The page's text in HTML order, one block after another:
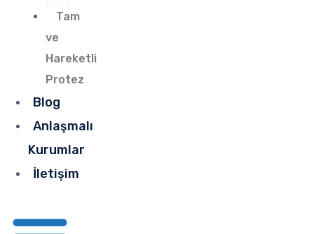
Tam
ve
Hareketli
Protez
Blog
Anlaşmalı
Kurumlar
İletişim